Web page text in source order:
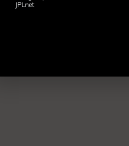
JPLnet